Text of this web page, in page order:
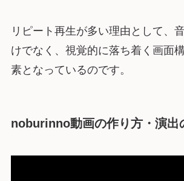
リピート再生が多い理由として、
けでなく、視覚的に落ち着く画面
素となっているのです。
noburinno動画の作り方・演出